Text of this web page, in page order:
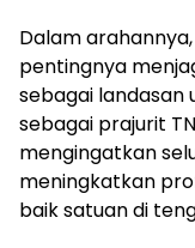
Dalam
pentingnya
sebagai landasan
sebagai prajurit
mengingatkan
meningkatkan
baik satuan di